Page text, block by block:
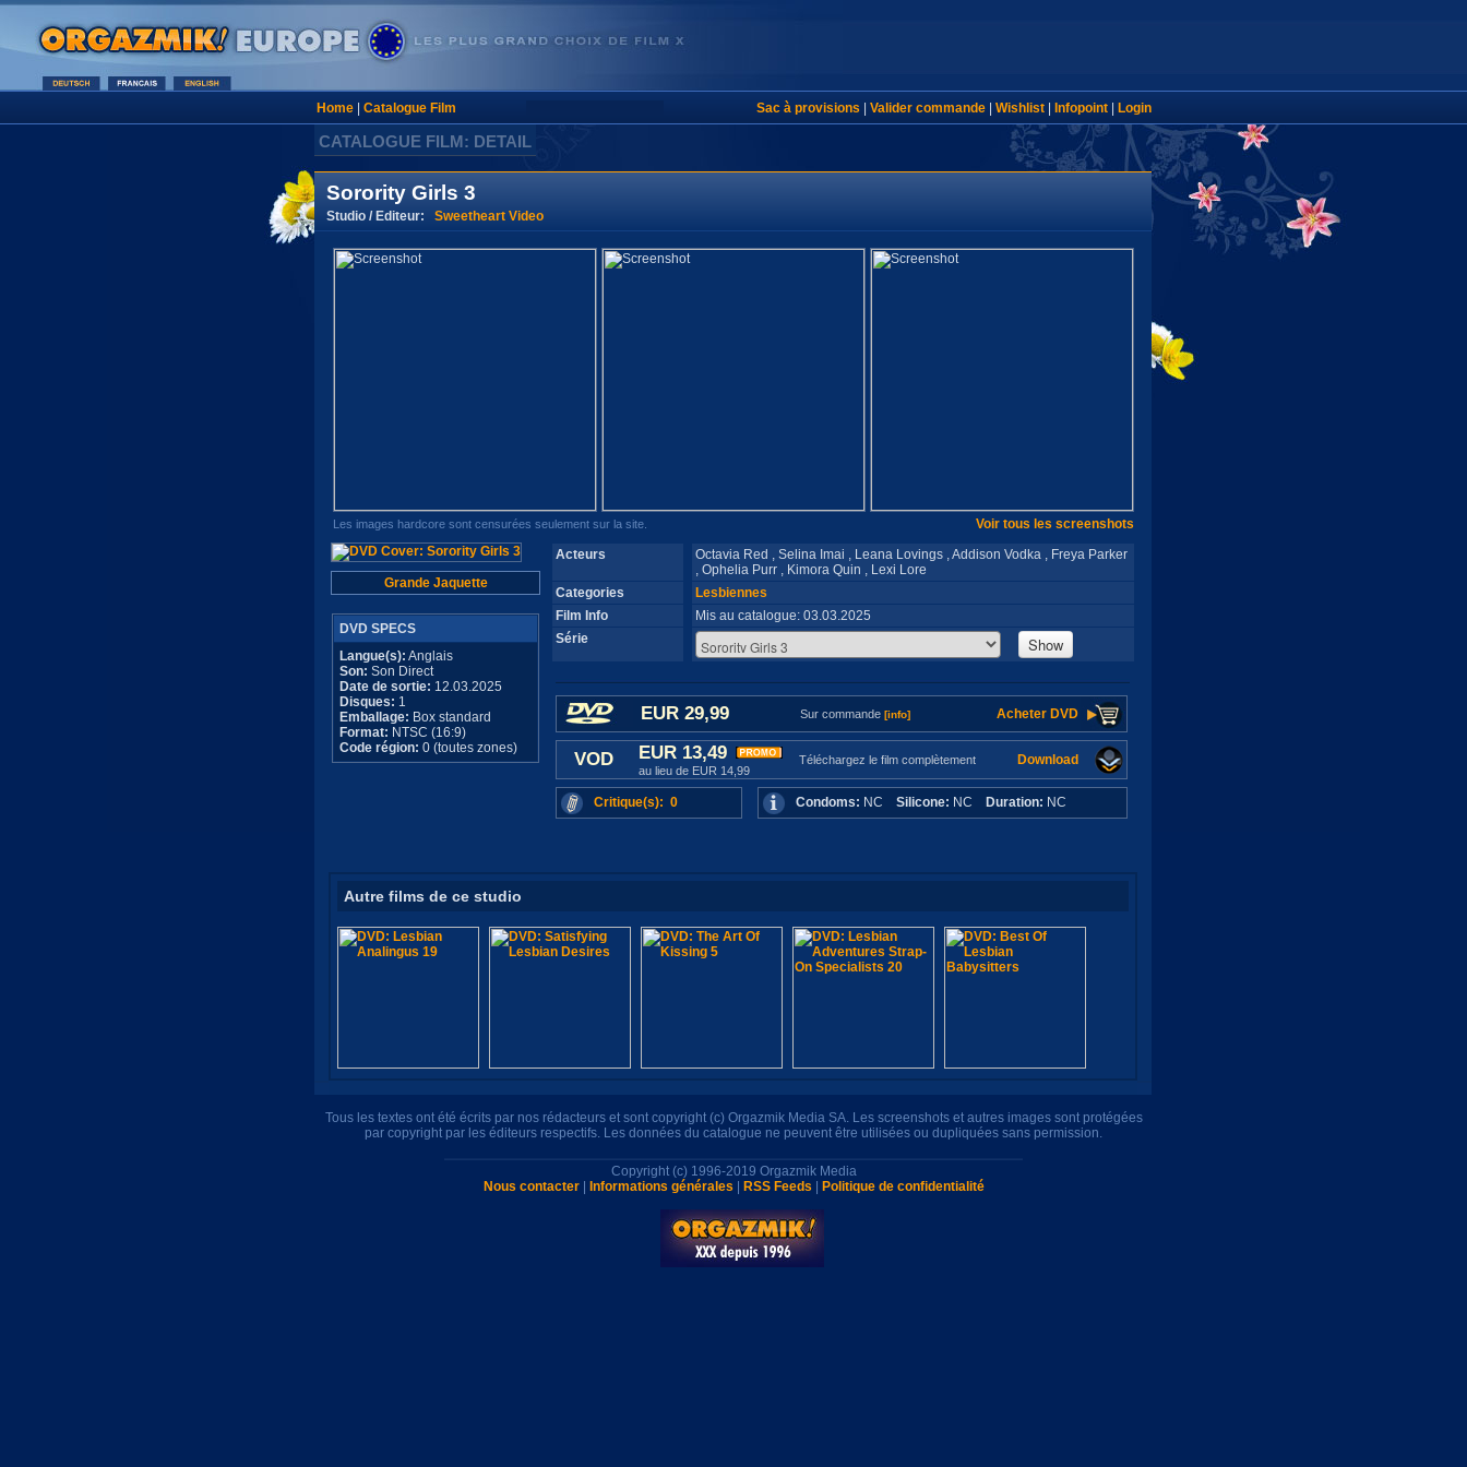
Home| Catalogue Film Sac à provisions Valider commande| Wishlist| Infopoint| Login
CATALOGUE FILM: DETAIL
Sorority Girls 3
Studio / Editeur: Sweetheart Video
Les images hardcore sont censurées seulement sur la site. Voir tous les screenshots
Grande Jaquette
DVD SPECS
Langue(s): Anglais
Son: Son Direct
Date de sortie: 12.03.2025
Disques: 1
Emballage: Box standard
Format: NTSC (16:9)
Code région: 0 (toutes zones)
Acteurs
Octavia Red , Selina Imai , Leana Lovings , Addison Vodka , Freya Parker
, Ophelia Purr , Kimora Quin , Lexi Lore
Categories
Lesbiennes
Film Info
Mis au catalogue: 03.03.2025
Série
Show
EUR 29,99 Sur commande [info] Acheter DVD
VOD EUR 13,49
au lieu de EUR 14,99
Téléchargez le film complètement Download
Critique(s): 0 Condoms: NC Silicone: NC Duration: NC
Autre films de ce studio
Tous les textes ont été écrits par nos rédacteurs et sont copyright (c) Orgazmik Media SA. Les screenshots et autres images sont protégées
par copyright par les éditeurs respectifs. Les données du catalogue ne peuvent être utilisées ou dupliquées sans permission.
Copyright (c) 1996-2019 Orgazmik Media
Nous contacter| Informations générales RSS Feeds Politique de confidentialité